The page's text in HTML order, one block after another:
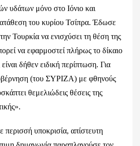
υδάτων μόνο στο Ιόνιο και
του κυρίου Τσίπρα. Έδωσε
Τουρκία να ενισχύσει τη θέση της
να εφαρμοστεί πλήρως το δίκαιο
δήθεν ειδική περίπτωση. Για
(του ΣΥΡΙΖΑ) με φθηνούς
θεμελιώδεις θέσεις της
υποκρισία, απίστευτη